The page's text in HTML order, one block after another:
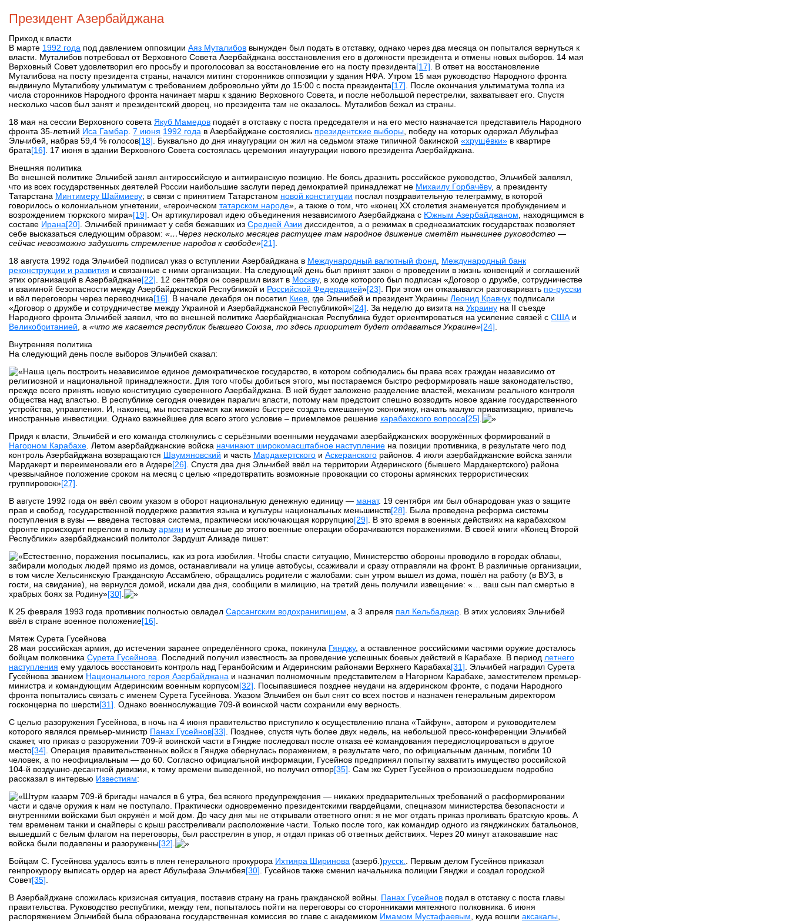
Президент Азербайджана
Приход к власти
В марте 1992 года под давлением оппозиции Аяз Муталибов вынужден был подать в отставку, однако через два месяца он попытался вернуться к
власти. Муталибов потребовал от Верховного Совета Азербайджана восстановления его в должности президента и отмены новых выборов. 14 мая
Верховный Совет удовлетворил его просьбу и проголосовал за восстановление его на посту президента[17] . В ответ на восстановление
Муталибова на посту президента страны, начался митинг сторонников оппозиции у здания НФА. Утром 15 мая руководство Народного фронта
выдвинуло Муталибову ультиматум с требованием добровольно уйти до 15:00 с поста президента[17] . После окончания ультиматума толпа из
числа сторонников Народного фронта начинает марш к зданию Верховного Совета, и после небольшой перестрелки, захватывает его. Спустя
несколько часов был занят и президентский дворец, но президента там не оказалось. Муталибов бежал из страны.
18 мая на сессии Верховного совета Якуб Мамедов подаёт в отставку с поста председателя и на его место назначается представитель Народного
фронта 35-летний Иса Гамбар 7 июня 1992 года в Азербайджане состоялись президентские выборы , победу на которых одержал Абульфаз
Эльчибей, набрав 59,4 % голосов[18] . Буквально до дня инаугурации он жил на седьмом этаже типичной бакинской «хрущёвки» в квартире
брата[16] . 17 июня в здании Верховного Совета состоялась церемония инаугурации нового президента Азербайджана.
Внешняя политика
Во внешней политике Эльчибей занял антироссийскую и антииранскую позицию. Не боясь дразнить российское руководство, Эльчибей заявлял,
что из всех государственных деятелей России наибольшие заслуги перед демократией принадлежат не Михаилу Горбачёву, а президенту
Татарстана Минтимеру Шаймиеву; в связи с принятием Татарстаном новой конституции послал поздравительную телеграмму, в которой
говорилось о колониальном угнетении, «героическом татарском народе», а также о том, что «конец XX столетия знаменуется пробуждением и
возрождением тюркского мира»[19] . Он артикулировал идею объединения независимого Азербайджана с Южным Азербайджаном , находящимся в
составе Ирана[20] . Эльчибей принимает у себя бежавших из Средней Азии диссидентов, а о режимах в среднеазиатских государствах позволяет
себе высказаться следующим образом: «…Через несколько месяцев растущее там народное движение сметёт нынешнее руководство —
сейчас невозможно задушить стремление народов к свободе»[21]
18 августа 1992 года Эльчибей подписал указ о вступлении Азербайджана в Международный валютный фонд
Международный банк
реконструкции и развития и связанные с ними организации. На следующий день был принят закон о проведении в жизнь конвенций и соглашений
этих организаций в Азербайджане[22] . 12 сентября он совершил визит в Москву, в ходе которого был подписан «Договор о дружбе, сотрудничестве
и взаимной безопасности между Азербайджанской Республикой и Российской Федерацией»[23] . При этом он отказывался разговаривать по-русски
и вёл переговоры через переводчика[16] . В начале декабря он посетил Киев , где Эльчибей и президент Украины Леонид Кравчук подписали
«Договор о дружбе и сотрудничестве между Украиной и Азербайджанской Республикой»[24] . За неделю до визита на Украину на II съезде
Народного фронта Эльчибей заявил, что во внешней политике Азербайджанская Республика будет ориентироваться на усиление связей с США и
Великобританией , а «что же касается республик бывшего Союза, то здесь приоритет будет отдаваться Украине»[24]
Внутренняя политика
На следующий день после выборов Эльчибей сказал:
Наша цель построить независимое единое демократическое государство, в котором соблюдались бы права всех граждан независимо от
религиозной и национальной принадлежности. Для того чтобы добиться этого, мы постараемся быстро реформировать наше законодательство,
прежде всего принять новую конституцию суверенного Азербайджана. В ней будет заложено разделение властей, механизм реального контроля
общества над властью. В республике сегодня очевиден паралич власти, потому нам предстоит спешно возводить новое здание государственного
устройства, управления. И, наконец, мы постараемся как можно быстрее создать смешанную экономику, начать малую приватизацию, привлечь
иностранные инвестиции. Однако важнейшее для всего этого условие – приемлемое решение карабахского вопроса[25]
Придя к власти, Эльчибей и его команда столкнулись с серьёзными военными неудачами азербайджанских вооружённых формирований в
Нагорном Карабахе . Летом азербайджанские войска начинают широкомасштабное наступление на позиции противника, в результате чего под
контроль Азербайджана возвращаются Шаумяновский и часть Мардакертского и Аскеранского районов. 4 июля азербайджанские войска заняли
Мардакерт и переименовали его в Агдере[26] . Спустя два дня Эльчибей ввёл на территории Агдеринского (бывшего Мардакертского) района
чрезвычайное положение сроком на месяц с целью «предотвратить возможные провокации со стороны армянских террористических
группировок»[27]
В августе 1992 года он ввёл своим указом в оборот национальную денежную единицу — манат. 19 сентября им был обнародован указ о защите
прав и свобод, государственной поддержке развития языка и культуры национальных меньшинств[28] . Была проведена реформа системы
поступления в вузы — введена тестовая система, практически исключающая коррупцию[29] . В это время в военных действиях на карабахском
фронте происходит перелом в пользу армян и успешные до этого военные операции оборачиваются поражениями. В своей книги «Конец Второй
Республики» азербайджанский политолог Зардушт Ализаде пишет:
Естественно, поражения посыпались, как из рога изобилия. Чтобы спасти ситуацию, Министерство обороны проводило в городах облавы,
забирали молодых людей прямо из домов, останавливали на улице автобусы, ссаживали и сразу отправляли на фронт. В различные организации,
в том числе Хельсинкскую Гражданскую Ассамблею, обращались родители с жалобами: сын утром вышел из дома, пошёл на работу (в ВУЗ, в
гости, на свидание), не вернулся домой, искали два дня, сообщили в милицию, на третий день получили извещение: «… ваш сын пал смертью в
храбрых боях за Родину»[30]
К 25 февраля 1993 года противник полностью овладел Сарсангским водохранилищем , а 3 апреля пал Кельбаджар . В этих условиях Эльчибей
ввёл в стране военное положение[16]
Мятеж Сурета Гусейнова
28 мая российская армия, до истечения заранее определённого срока, покинула Гянджу, а оставленное российскими частями оружие досталось
бойцам полковника Сурета Гусейнова . Последний получил известность за проведение успешных боевых действий в Карабахе. В период летнего
наступления ему удалось восстановить контроль над Геранбойским и Агдеринским районами Верхнего Карабаха[31] . Эльчибей наградил Сурета
Гусейнова званием Национального героя Азербайджана и назначил полномочным представителем в Нагорном Карабахе, заместителем премьер-
министра и командующим Агдеринским военным корпусом[32] . Посыпавшиеся позднее неудачи на агдеринском фронте, с подачи Народного
фронта попытались связать с именем Сурета Гусейнова. Указом Эльчибея он был снят со всех постов и назначен генеральным директором
госконцерна по шерсти[31] . Однако военнослужащие 709-й воинской части сохранили ему верность.
С целью разоружения Гусейнова, в ночь на 4 июня правительство приступило к осуществлению плана «Тайфун», автором и руководителем
которого являлся премьер-министр Панах Гусейнов[33] . Позднее, спустя чуть более двух недель, на небольшой пресс-конференции Эльчибей
скажет, что приказ о разоружении 709-й воинской части в Гяндже последовал после отказа её командования передислоцироваться в другое
место[34] . Операция правительственных войск в Гяндже обернулась поражением, в результате чего, по официальным данным, погибли 10
человек, а по неофициальным — до 60. Согласно официальной информации, Гусейнов предпринял попытку захватить имущество российской
104-й воздушно-десантной дивизии, к тому времени выведенной, но получил отпор[35] . Сам же Сурет Гусейнов о произошедшем подробно
рассказал в интервью Известиям:
Штурм казарм 709-й бригады начался в 6 утра, без всякого предупреждения — никаких предварительных требований о расформировании
части и сдаче оружия к нам не поступало. Практически одновременно президентскими гвардейцами, спецназом министерства безопасности и
внутренними войсками был окружён и мой дом. До часу дня мы не открывали ответного огня: я не мог отдать приказ проливать братскую кровь. А
тем временем танки и снайперы с крыш расстреливали расположение части. Только после того, как командир одного из гянджинских батальонов,
вышедший с белым флагом на переговоры, был расстрелян в упор, я отдал приказ об ответных действиях. Через 20 минут атаковавшие нас
войска были подавлены и разоружены[32]
Бойцам С. Гусейнова удалось взять в плен генерального прокурора Ихтияра Ширинова (азерб.)русск.
. Первым делом Гусейнов приказал
генпрокурору выписать ордер на арест Абульфаза Эльчибея[30] . Гусейнов также сменил начальника полиции Гянджи и создал городской
Совет[35]
В Азербайджане сложилась кризисная ситуация, поставив страну на грань гражданской войны. Панах Гусейнов подал в отставку с поста главы
правительства. Руководство республики, между тем, попыталось пойти на переговоры со сторонниками мятежного полковника. 6 июня
распоряжением Эльчибей была образована государственная комиссия во главе с академиком Имамом Мустафаевым , куда вошли аксакалы